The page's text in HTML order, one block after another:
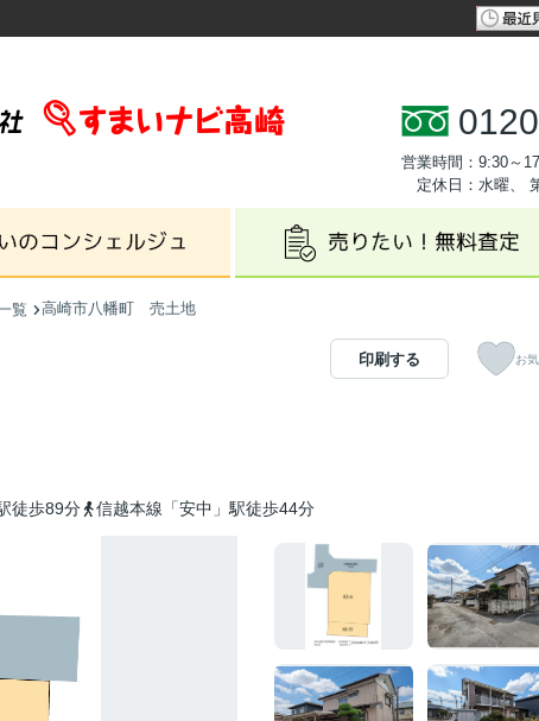
営業時間：9:30～
定休日：水曜、
覧 高崎市八幡町 売土地
徒歩89分 信越本線「安中」駅徒歩44分
印刷する お